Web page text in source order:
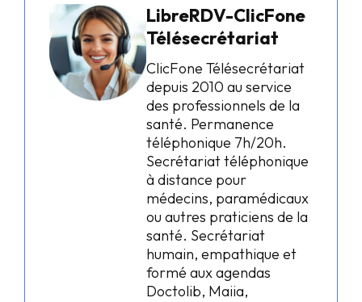
LibreRDV-ClicFone
Télésecrétariat
ClicFone Télésecrétariat
depuis 2010 au service
des professionnels de la
santé. Permanence
téléphonique 7h/20h.
Secrétariat téléphonique
à distance pour
médecins, paramédicaux
ou autres praticiens de la
santé. Secrétariat
humain, empathique et
formé aux agendas
Doctolib, Maiia,